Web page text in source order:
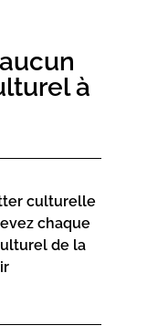
à
culturelle
chaque
de la